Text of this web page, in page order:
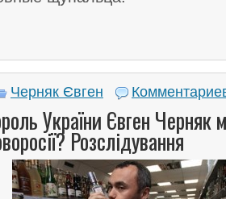
Черняк Євген
України Євген Черняк
Розслідування